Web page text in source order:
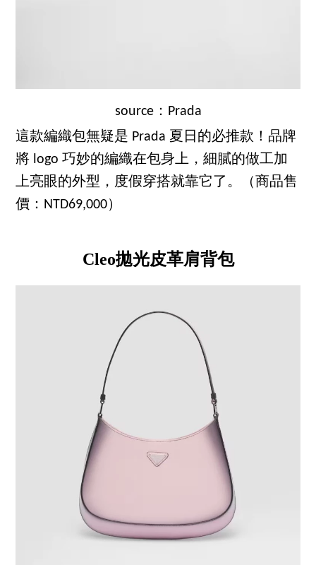
source：Prada
這款編織包無疑是 Prada 夏日的必推款！品牌
將 logo 巧妙的編織在包身上，細膩的做工加
上亮眼的外型，度假穿搭就靠它了。（商品售
價：NTD69,000）
Cleo拋光皮革肩背包